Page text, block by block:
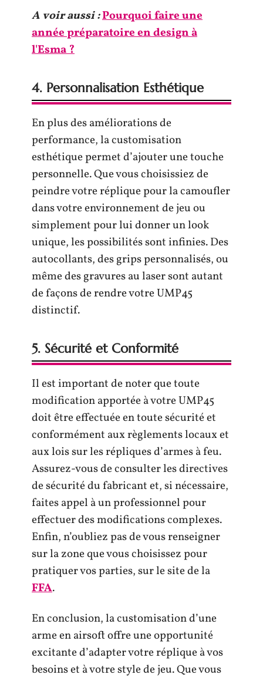
A voir aussi :Pourquoi faire une
année préparatoire en design à
l'Esma ?
4. Personnalisation Esthétique
En plus des améliorations de
performance, la customisation
esthétique permet d’ajouter une touche
personnelle. Que vous choisissiez de
peindre votre réplique pour la camoufler
dans votre environnement de jeu ou
simplement pour lui donner un look
unique, les possibilités sont infinies. Des
autocollants, des grips personnalisés, ou
même des gravures au laser sont autant
de façons de rendre votre UMP45
distinctif.
5. Sécurité et Conformité
Il est important de noter que toute
modification apportée à votre UMP45
doit être effectuée en toute sécurité et
conformément aux règlements locaux et
aux lois sur les répliques d’armes à feu.
Assurez-vous de consulter les directives
de sécurité du fabricant et, si nécessaire,
faites appel à un professionnel pour
effectuer des modifications complexes.
Enfin, n’oubliez pas de vous renseigner
sur la zone que vous choisissez pour
pratiquer vos parties, sur le site de la
FFA.
En conclusion, la customisation d’une
arme en airsoft offre une opportunité
excitante d’adapter votre réplique à vos
besoins et à votre style de jeu. Que vous